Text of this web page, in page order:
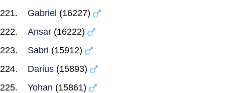
Gabriel (16227)
Ansar (16222)
Sabri (15912)
Darius (15893)
Yohan (15861)